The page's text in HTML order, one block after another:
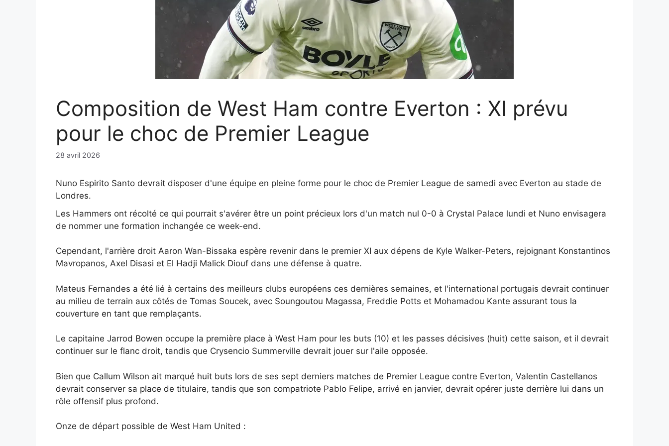
Composition de West Ham contre Everton : XI prévu
pour le choc de Premier League
28 avril 2026
Nuno Espirito Santo devrait disposer d'une équipe en pleine forme pour le choc de Premier League de samedi avec Everton au stade de
Londres.
Les Hammers ont récolté ce qui pourrait s'avérer être un point précieux lors d'un match nul 0-0 à Crystal Palace lundi et Nuno envisagera
de nommer une formation inchangée ce week-end.
Cependant, l'arrière droit Aaron Wan-Bissaka espère revenir dans le premier XI aux dépens de Kyle Walker-Peters, rejoignant Konstantinos
Mavropanos, Axel Disasi et El Hadji Malick Diouf dans une défense à quatre.
Mateus Fernandes a été lié à certains des meilleurs clubs européens ces dernières semaines, et l'international portugais devrait continuer
au milieu de terrain aux côtés de Tomas Soucek, avec Soungoutou Magassa, Freddie Potts et Mohamadou Kante assurant tous la
couverture en tant que remplaçants.
Le capitaine Jarrod Bowen occupe la première place à West Ham pour les buts (10) et les passes décisives (huit) cette saison, et il devrait
continuer sur le flanc droit, tandis que Crysencio Summerville devrait jouer sur l'aile opposée.
Bien que Callum Wilson ait marqué huit buts lors de ses sept derniers matches de Premier League contre Everton, Valentin Castellanos
devrait conserver sa place de titulaire, tandis que son compatriote Pablo Felipe, arrivé en janvier, devrait opérer juste derrière lui dans un
rôle offensif plus profond.
Onze de départ possible de West Ham United :